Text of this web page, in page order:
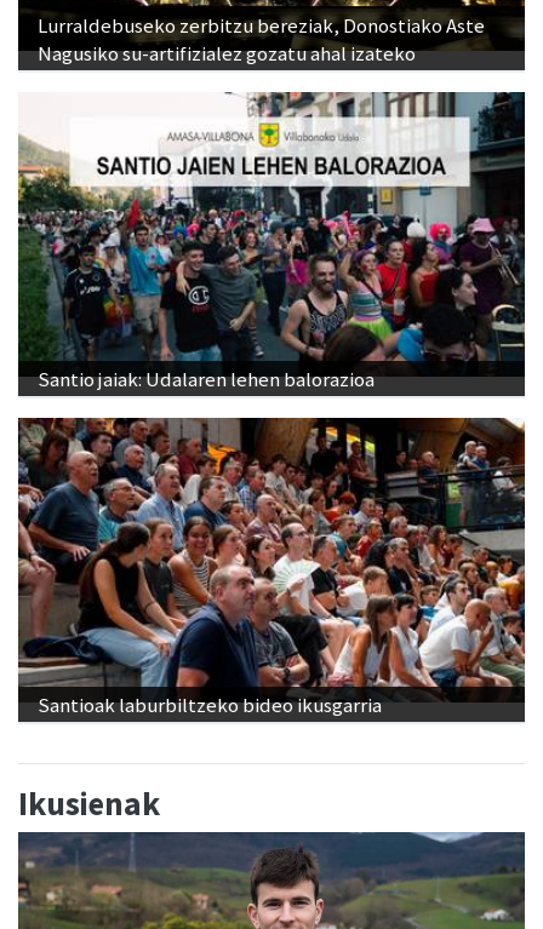
Lurraldebuseko zerbitzu bereziak, Donostiako Aste
Nagusiko su-artifizialez gozatu ahal izateko
Santio jaiak: Udalaren lehen balorazioa
Santioak laburbiltzeko bideo ikusgarria
Ikusienak